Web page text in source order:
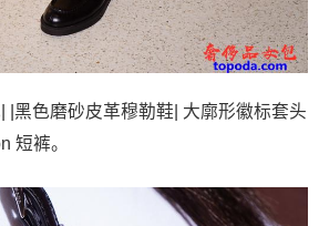
|黑色磨砂皮革穆勒鞋| 大廓形徽标套头
短裤。